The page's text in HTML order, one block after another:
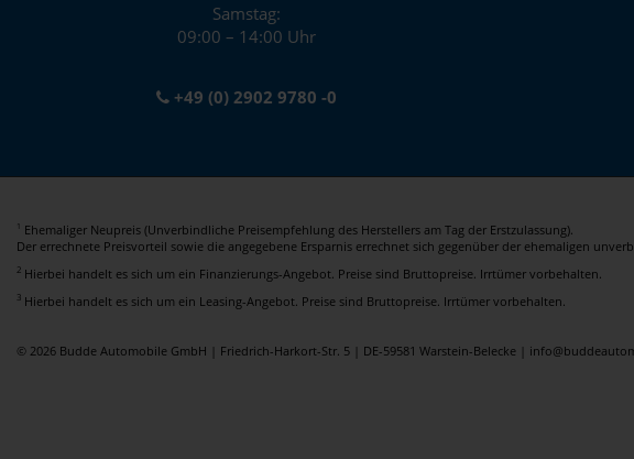
Samstag:
09:00 – 14:00 Uhr
+49 (0) 2902 9780 -0
1
Ehemaliger Neupreis (Unverbindliche Preisempfehlung des Herstellers am Tag der Erstzulassung).
Der errechnete Preisvorteil sowie die angegebene Ersparnis errechnet sich gegenüber der ehemaligen
2 Hierbei handelt es sich um ein Finanzierungs-Angebot. Preise sind Bruttopreise. Irrtümer vorbehalten.
3 Hierbei handelt es sich um ein Leasing-Angebot. Preise sind Bruttopreise. Irrtümer vorbehalten.
© 2026 Budde Automobile GmbH | Friedrich-Harkort-Str. 5 | DE-59581 Warstein-Belecke |